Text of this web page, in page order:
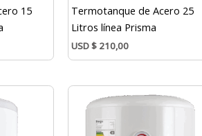
15
Termotanque de Acero 25
Litros línea Prisma
USD$ 210,00